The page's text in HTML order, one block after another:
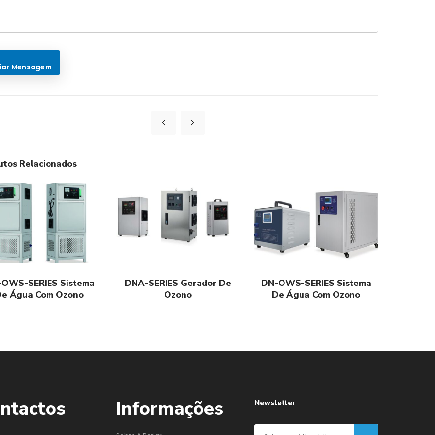
Relacionados
SERIES Sistema
Água Com Ozono
DNA-SERIES Gerador De
Ozono
DN-OWS-SERIES Sistema
De Água Com Ozono
Informações Newsletter